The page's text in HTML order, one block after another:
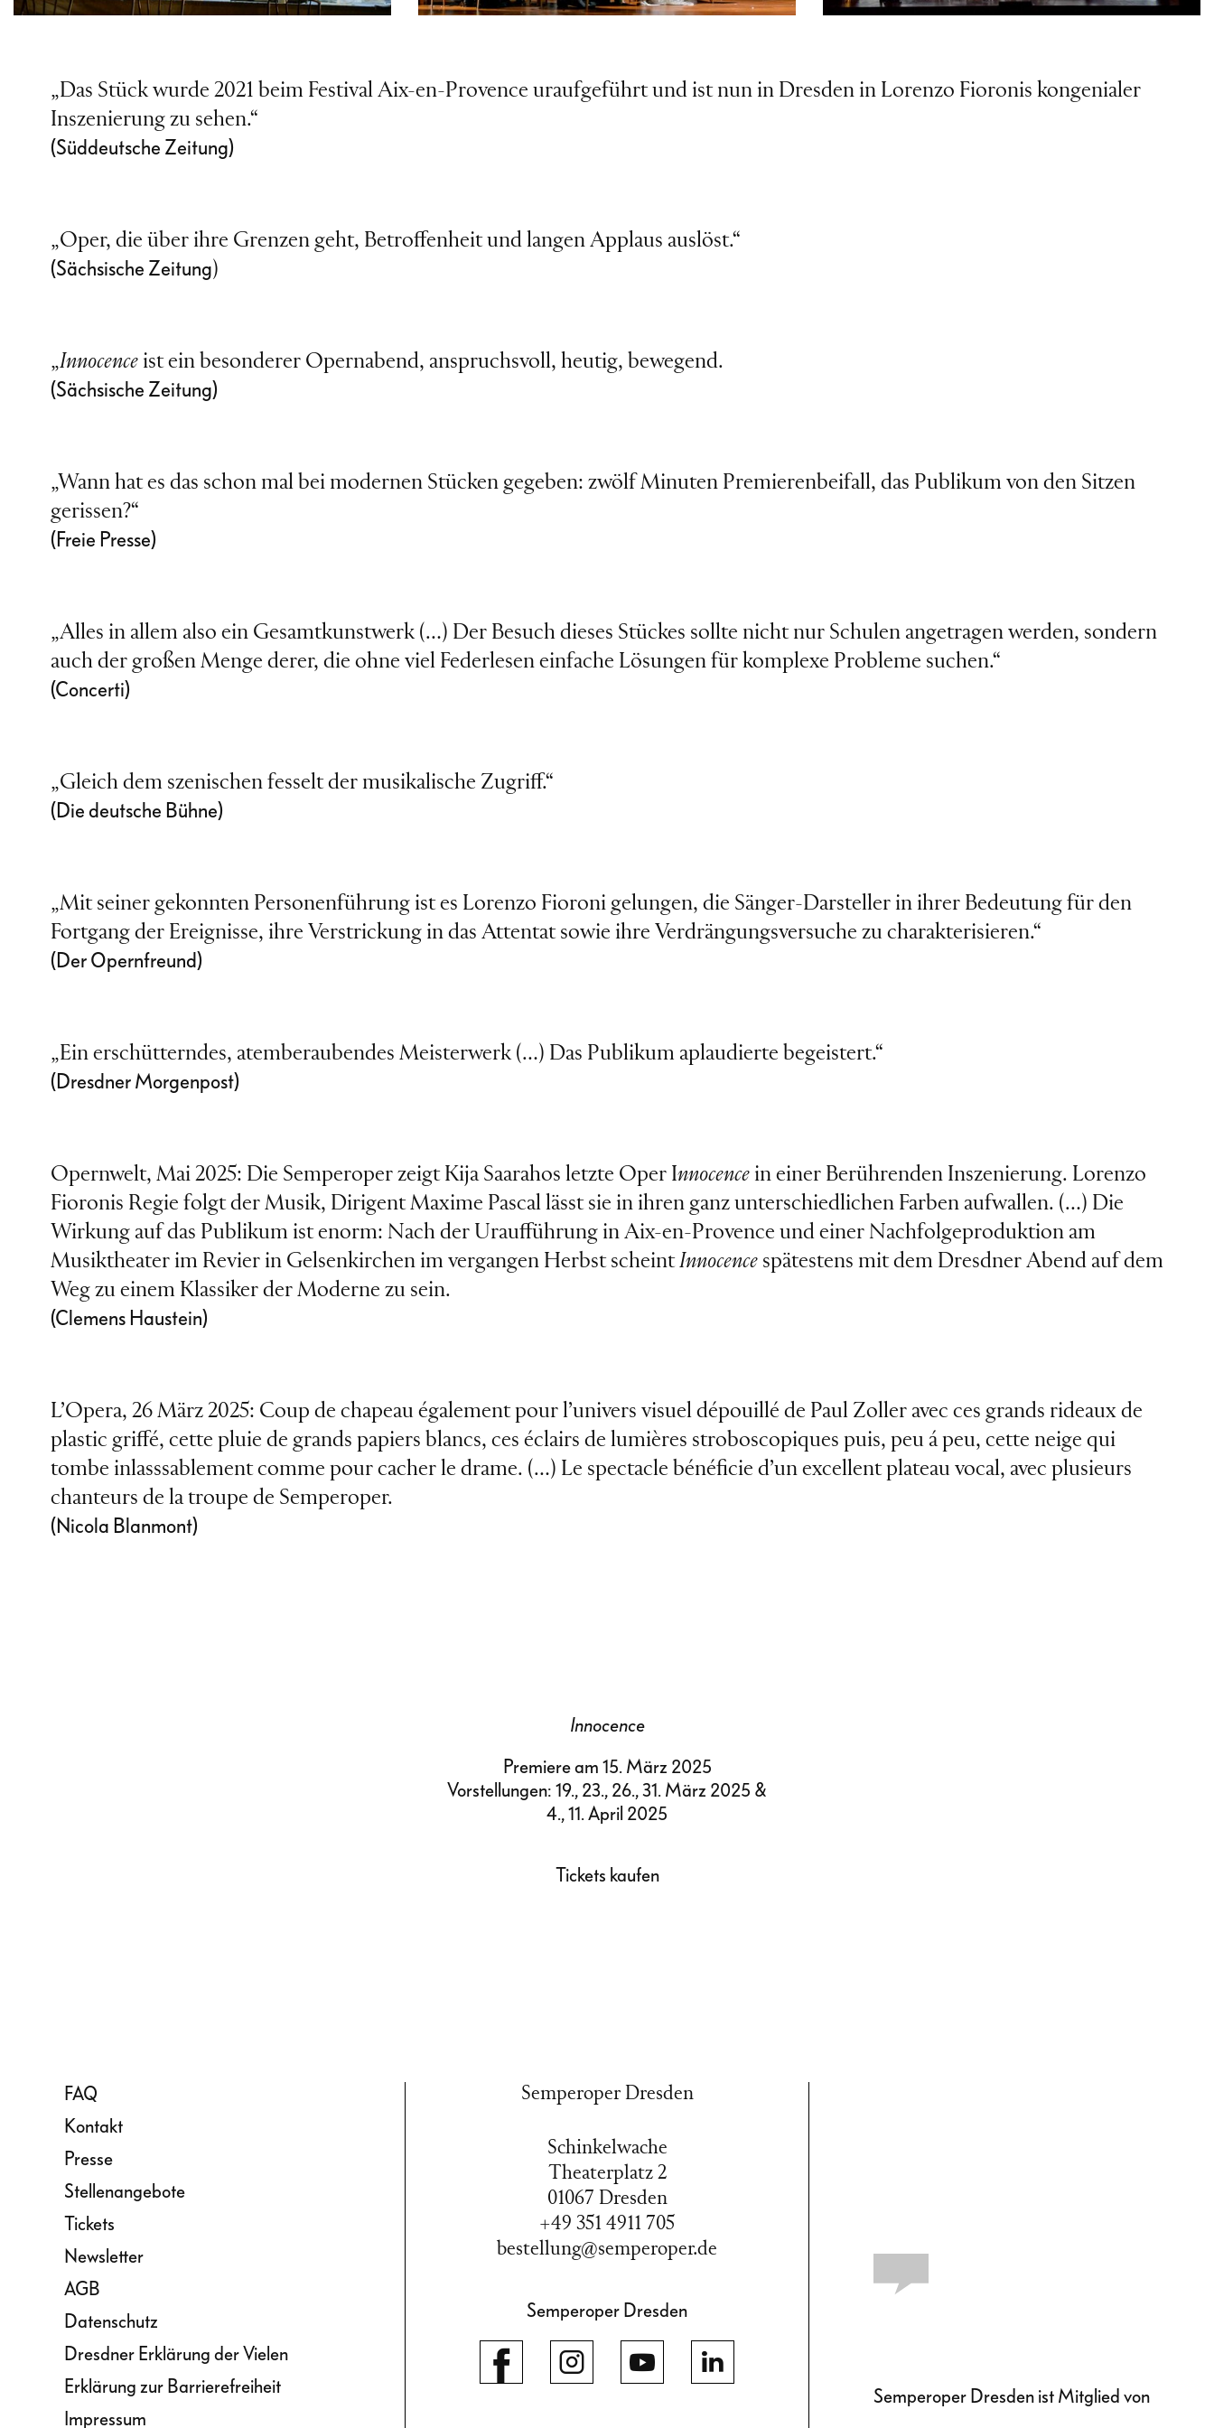
„Das Stück wurde 2021 beim Festival Aix-en-Provence uraufgeführt und ist nun in Dresden in Lorenzo Fioronis kongenialer
Inszenierung zu sehen.“
(Süddeutsche Zeitung)
„Oper, die über ihre Grenzen geht, Betroffenheit und langen Applaus auslöst.“
(Sächsische Zeitung)
„Innocence ist ein besonderer Opernabend, anspruchsvoll, heutig, bewegend.
(Sächsische Zeitung)
„Wann hat es das schon mal bei modernen Stücken gegeben: zwölf Minuten Premierenbeifall, das Publikum von den Sitzen
gerissen?“
(Freie Presse)
„Alles in allem also ein Gesamtkunstwerk (…) Der Besuch dieses Stückes sollte nicht nur Schulen angetragen werden, sondern
auch der großen Menge derer, die ohne viel Federlesen einfache Lösungen für komplexe Probleme suchen.“
(Concerti)
„Gleich dem szenischen fesselt der musikalische Zugriff.“
(Die deutsche Bühne)
„Mit seiner gekonnten Personenführung ist es Lorenzo Fioroni gelungen, die Sänger-Darsteller in ihrer Bedeutung für den
Fortgang der Ereignisse, ihre Verstrickung in das Attentat sowie ihre Verdrängungsversuche zu charakterisieren.“
(Der Opernfreund)
„Ein erschütterndes, atemberaubendes Meisterwerk (…) Das Publikum aplaudierte begeistert.“
(Dresdner Morgenpost)
Opernwelt, Mai 2025: Die Semperoper zeigt Kija Saarahos letzte Oper Innocence in einer Berührenden Inszenierung. Lorenzo
Fioronis Regie folgt der Musik, Dirigent Maxime Pascal lässt sie in ihren ganz unterschiedlichen Farben aufwallen. (…) Die
Wirkung auf das Publikum ist enorm: Nach der Uraufführung in Aix-en-Provence und einer Nachfolgeproduktion am
Musiktheater im Revier in Gelsenkirchen im vergangen Herbst scheintInnocence spätestens mit dem Dresdner Abend auf dem
Weg zu einem Klassiker der Moderne zu sein.
(Clemens Haustein)
L’Opera, 26 März 2025: Coup de chapeau également pour l’univers visuel dépouillé de Paul Zoller avec ces grands rideaux de
plastic griffé, cette pluie de grands papiers blancs, ces éclairs de lumières stroboscopiques puis, peu á peu, cette neige qui
tombe inlasssablement comme pour cacher le drame. (…) Le spectacle bénéficie d’un excellent plateau vocal, avec plusieurs
chanteurs de la troupe de Semperoper.
(Nicola Blanmont)
Innocence
Premiere am 15. März 2025
Vorstellungen: 19., 23., 26., 31. März 2025 &
4., 11. April 2025
Tickets kaufen
FAQ
Kontakt
Presse
Stellenangebote
Tickets
Newsletter
AGB
Datenschutz
Dresdner Erklärung der Vielen
Erklärung zur Barrierefreiheit
Impressum
Semperoper Dresden
Schinkelwache
Theaterplatz 2
01067 Dresden
+49 351 4911 705
bestellung@semperoper.de
Semperoper Dresden
Semperoper Dresden ist Mitglied von